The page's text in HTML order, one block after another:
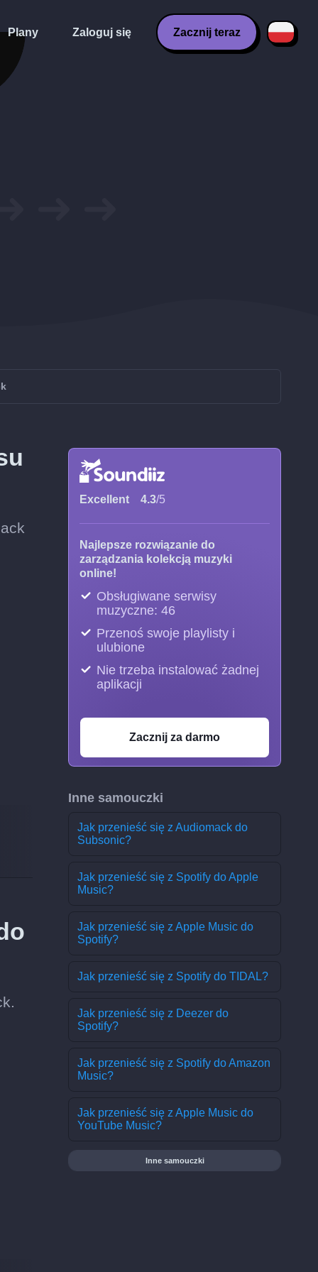
Plany Zaloguj się Zacznij teraz
Excellent 4.3/5
Najlepsze rozwiązanie do
zarządzania kolekcją muzyki
online!
Obsługiwane serwisy
muzyczne: 46
Przenoś swoje playlisty i
ulubione
Nie trzeba instalować żadnej
aplikacji
Zacznij za darmo
Inne samouczki
Jak przenieść się z Audiomack do
Subsonic?
Jak przenieść się z Spotify do Apple
Music?
Jak przenieść się z Apple Music do
Spotify?
Jak przenieść się z Spotify do TIDAL?
Jak przenieść się z Deezer do
Spotify?
Jak przenieść się z Spotify do Amazon
Music?
Jak przenieść się z Apple Music do
YouTube Music?
Inne samouczki